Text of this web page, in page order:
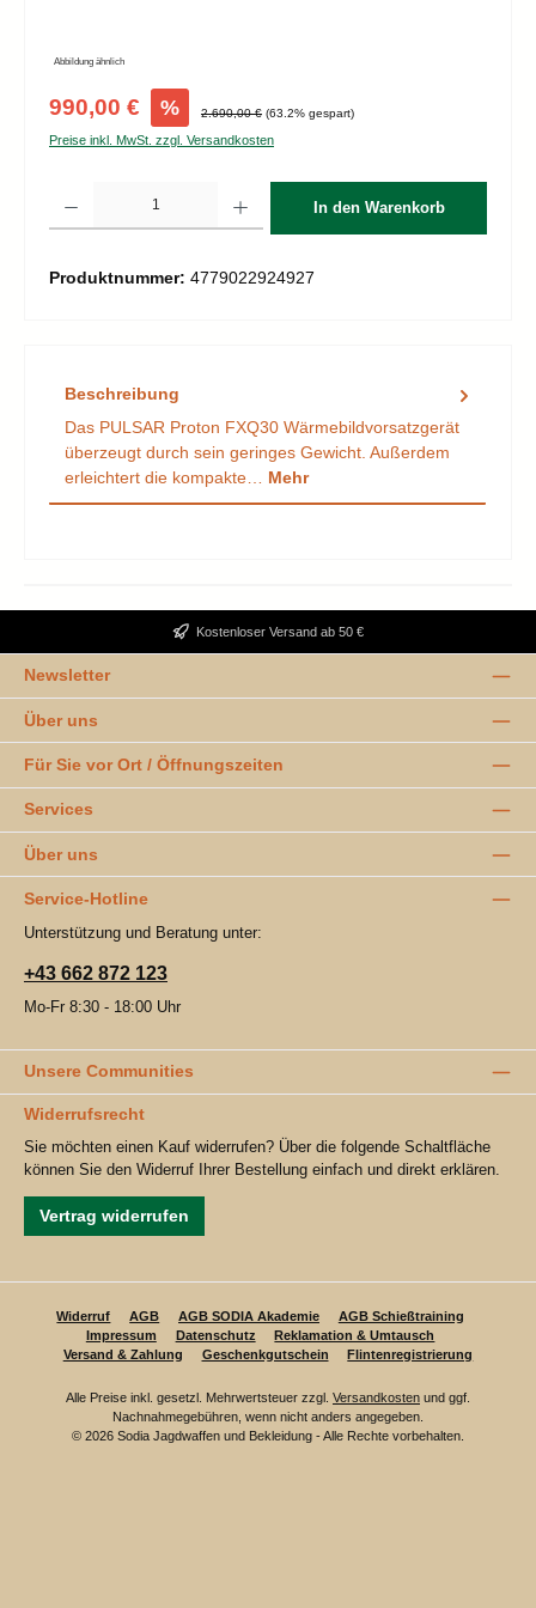
Abbildung ähnlich
Verkaufspreis:
990,00 € % Regulärer Preis:
2.690,00 € (63.2% gespart)
Preise inkl. MwSt. zzgl. Versandkosten
In den Warenkorb
Produktnummer: 4779022924927
Beschreibung
Das PULSAR Proton FXQ30 Wärmebildvorsatzgerät
überzeugt durch sein geringes Gewicht. Außerdem
erleichtert die kompakte… Mehr
Kostenloser Versand ab 50 €
Newsletter
Über uns
Für Sie vor Ort / Öffnungszeiten
Services
Über uns
Service-Hotline
Unterstützung und Beratung unter:
+43 662 872 123
Mo-Fr 8:30 - 18:00 Uhr
Unsere Communities
Widerrufsrecht
Sie möchten einen Kauf widerrufen? Über die folgende Schaltfläche
können Sie den Widerruf Ihrer Bestellung einfach und direkt erklären.
Vertrag widerrufen
Widerruf AGB AGB SODIA Akademie
AGB Schießtraining
Impressum
Datenschutz
Reklamation & Umtausch
Versand & Zahlung
Geschenkgutschein Flintenregistrierung
Alle Preise inkl. gesetzl. Mehrwertsteuer zzgl. Versandkosten und ggf.
Nachnahmegebühren, wenn nicht anders angegeben.
© 2026 Sodia Jagdwaffen und Bekleidung - Alle Rechte vorbehalten.